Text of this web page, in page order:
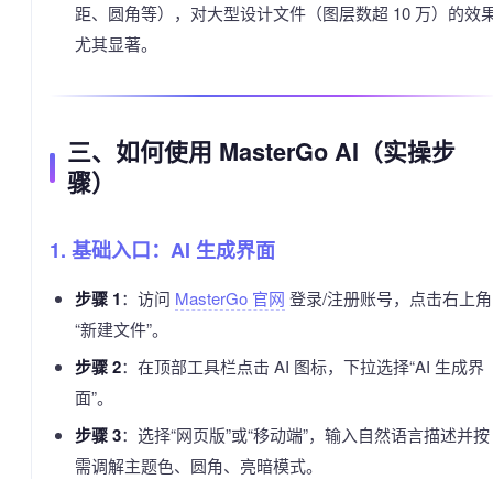
距、圆角等），对大型设计文件（图层数超 10 万）的效
尤其显著。
三、如何使用 MasterGo AI（实操步
骤）
1. 基础入口：AI 生成界面
步骤 1：访问 MasterGo 官网 登录/注册账号，点击右上角
“新建文件”。
步骤 2：在顶部工具栏点击 AI 图标，下拉选择“AI 生成界
面”。
步骤 3：选择“网页版”或“移动端”，输入自然语言描述并按
需调解主题色、圆角、亮暗模式。